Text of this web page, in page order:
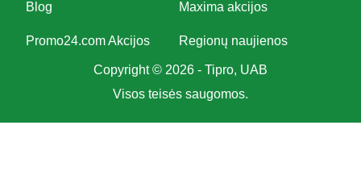
Blog Maxima akcijos
Promo24.com Akcijos Regionų naujienos
Copyright © 2026 - Tipro, UAB
Visos teisės saugomos.